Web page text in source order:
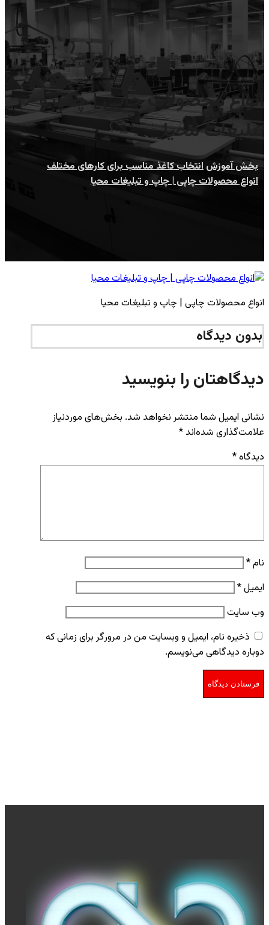
انواع محصولات چاپی | چاپ و
تبلیغات محیا
بخش آموزش انتخاب کاغذ مناسب برای کارهای مختلف
انواع محصولات چاپی | چاپ و تبلیغات محیا
انواع محصولات چاپی | چاپ و تبلیغات محیا
بدون دیدگاه
دیدگاهتان را بنویسید
نشانی ایمیل شما منتشر نخواهد شد. بخش‌های موردنیاز
علامت‌گذاری شده‌اند *
دیدگاه*
نام*
ایمیل*
وب‌ سایت
ذخیره نام، ایمیل و وبسایت من در مرورگر برای زمانی که
دوباره دیدگاهی می‌نویسم.